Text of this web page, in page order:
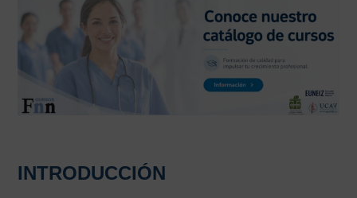
INTRODUCCIÓN